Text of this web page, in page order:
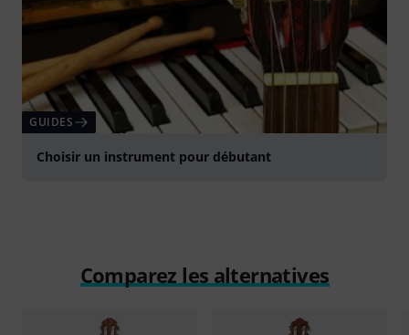
GUIDES
Choisir un instrument pour débutant
Comparez les alternatives